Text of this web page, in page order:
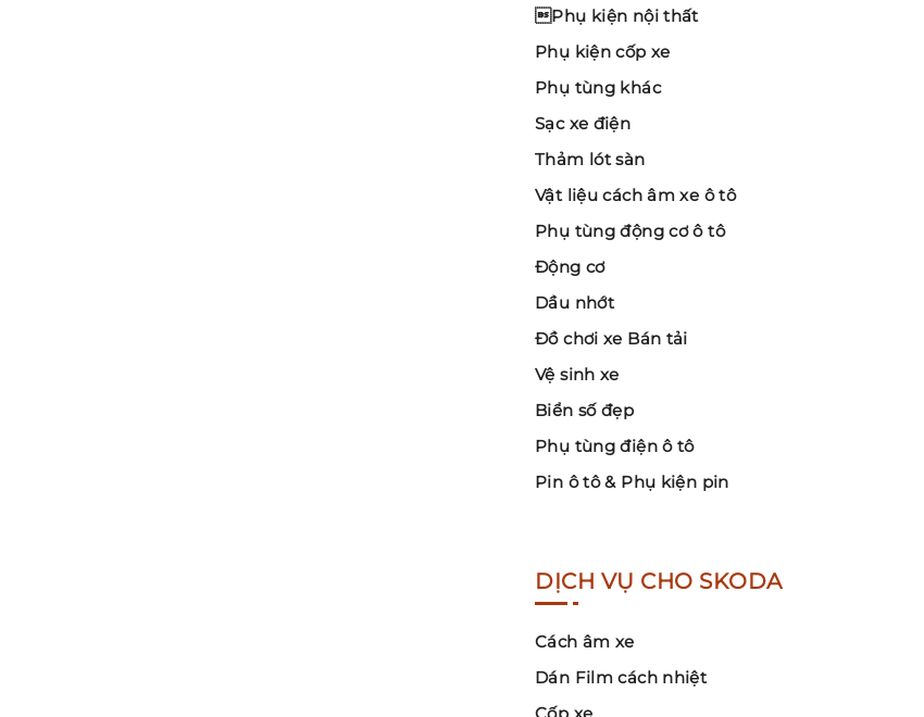
Phụ kiện nội thất
Phụ kiện cốp xe
Phụ tùng khác
Sạc xe điện
Thảm lót sàn
Vật liệu cách âm xe ô tô
Phụ tùng động cơ ô tô
Động cơ
Dầu nhớt
Đồ chơi xe Bán tải
Vệ sinh xe
Biển số đẹp
Phụ tùng điện ô tô
Pin ô tô & Phụ kiện pin
DỊCH VỤ CHO SKODA
Cách âm xe
Dán Film cách nhiệt